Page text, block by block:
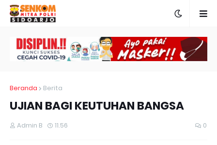
Beranda Berita
UJIAN BAGI KEUTUHAN BANGSA
Admin B 11.56 0